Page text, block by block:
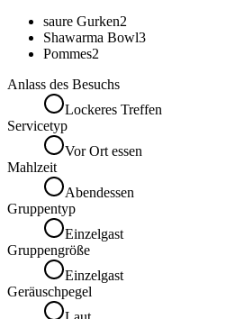
saure Gurken2
Shawarma Bowl3
Pommes2
Anlass des Besuchs
Lockeres Treffen
Servicetyp
Vor Ort essen
Mahlzeit
Abendessen
Gruppentyp
Einzelgast
Gruppengröße
Einzelgast
Geräuschpegel